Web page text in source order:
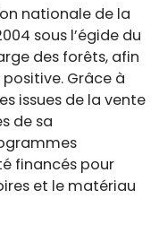
nationale de la
sous l’égide du
des forêts, afin
Grâce à
issues de la vente
de sa
financés pour
et le matériau